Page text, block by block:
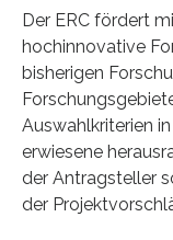
Der ERC fördert
hochinnovative
bisherigen
Auswahlkriterien
erwiesene
der Antragsteller
der